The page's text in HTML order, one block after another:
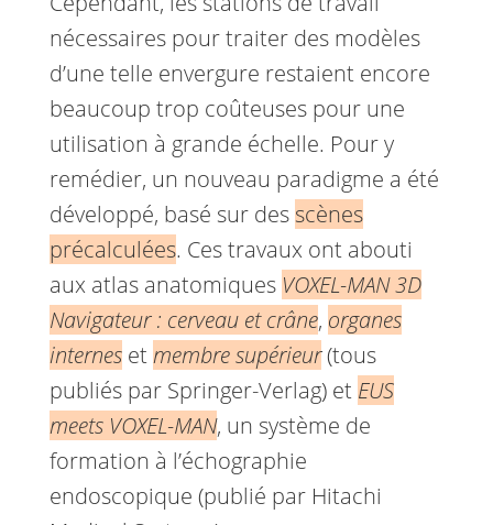
nécessaires pour traiter des modèles
d’une telle envergure restaient encore
beaucoup trop coûteuses pour une
utilisation à grande échelle. Pour y
remédier, un nouveau paradigme a été
développé, basé sur desscènes
précalculées. Ces travaux ont abouti
aux atlas anatomiques VOXEL-MAN 3D
Navigateur : cerveau et crâne, organes
internesetmembre supérieur(tous
publiés par Springer-Verlag) et EUS
meets VOXEL-MAN, un système de
formation à l’échographie
endoscopique (publié par Hitachi